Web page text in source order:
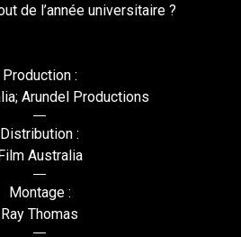
de l’année universitaire ?
Production :
Arundel Productions
Distribution :
Australia
Montage :
Ray Thomas